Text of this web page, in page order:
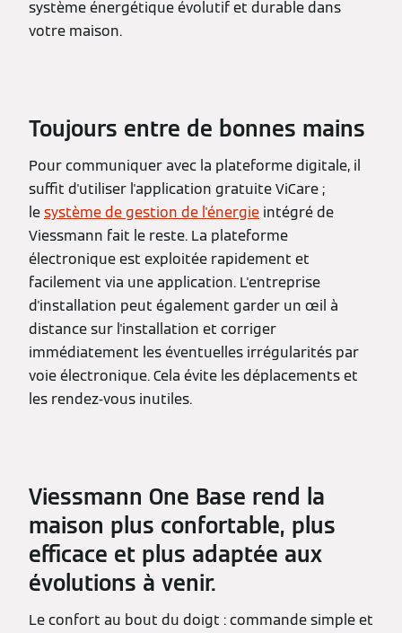
système énergétique évolutif et durable dans
votre maison.
Toujours entre de bonnes mains
Pour communiquer avec la plateforme digitale, il
suffit d'utiliser l'application gratuite ViCare ;
lesystème de gestion de l'énergie intégré de
Viessmann fait le reste. La plateforme
électronique est exploitée rapidement et
facilement via une application. L'entreprise
d'installation peut également garder un œil à
distance sur l'installation et corriger
immédiatement les éventuelles irrégularités par
voie électronique. Cela évite les déplacements et
les rendez-vous inutiles.
Viessmann One Base rend la
maison plus confortable, plus
efficace et plus adaptée aux
évolutions à venir.
Le confort au bout du doigt : commande simple et